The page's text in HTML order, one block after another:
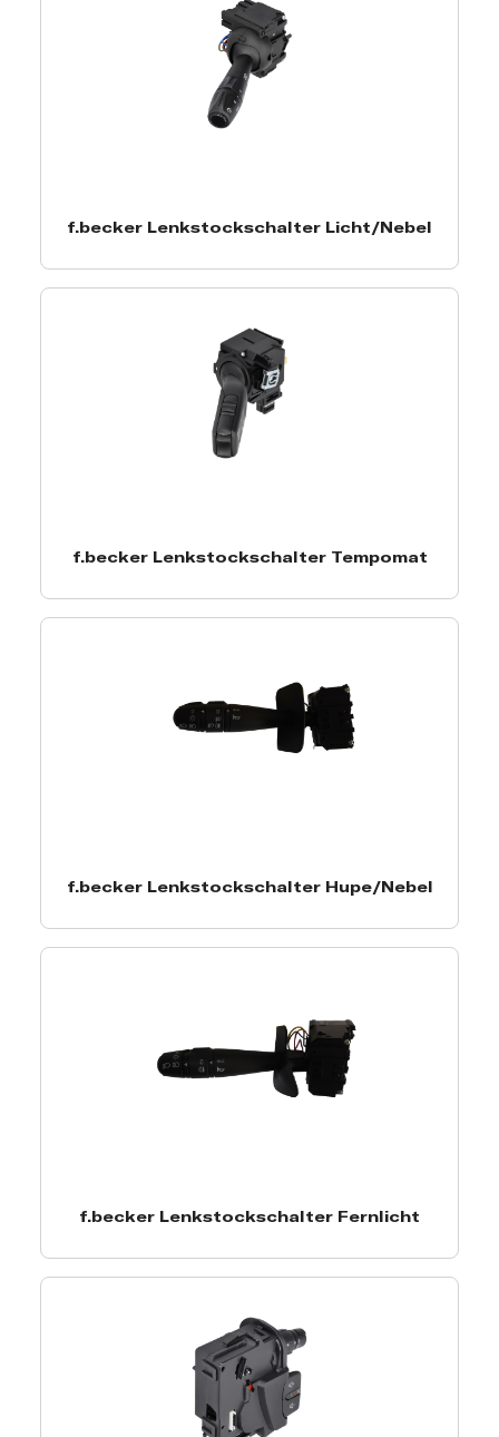
f.becker Lenkstockschalter Licht/Nebel
f.becker Lenkstockschalter Tempomat
f.becker Lenkstockschalter Hupe/Nebel
f.becker Lenkstockschalter Fernlicht